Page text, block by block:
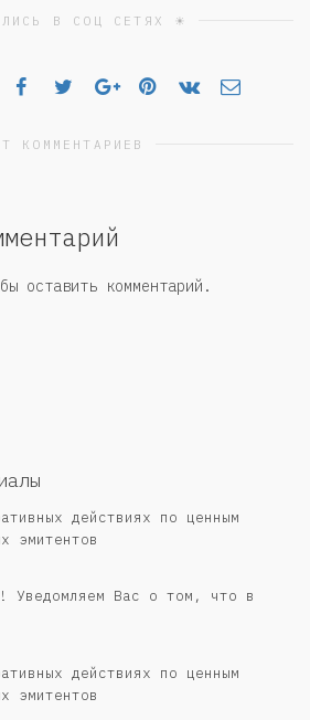
В СОЦ СЕТЯХ ☀
КОММЕНТАРИЕВ
оставить комментарий.
действиях по ценным
эмитентов
Уведомляем Вас о том, что в
действиях по ценным
эмитентов